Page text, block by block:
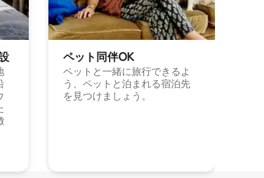
ペット同⁠伴OK
ペットと一緒に旅行できるよ
う、ペットと泊まれる宿泊先
を見つけましょう。